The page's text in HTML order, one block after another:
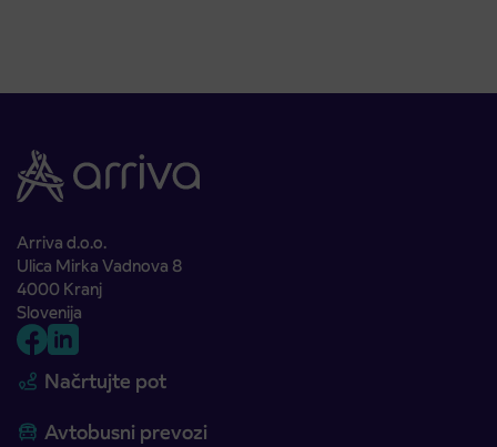
Arriva d.o.o.
Ulica Mirka Vadnova 8
4000 Kranj
Slovenija
Načrtujte pot
Avtobusni prevozi